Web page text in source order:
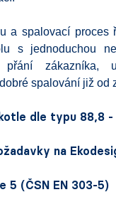
a spalovací proces
s jednoduchou
zákazníka,
spalování již od
dle typu 88,8 -
na
5 (ČSN EN 303-5)